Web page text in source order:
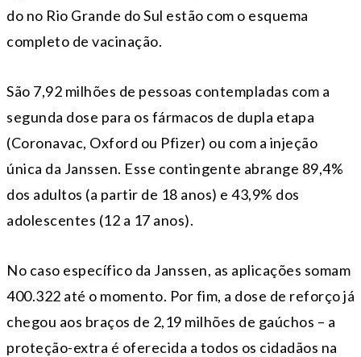
do no Rio Grande do Sul estão com o esquema
completo de vacinação.
São 7,92 milhões de pessoas contempladas com a
segunda dose para os fármacos de dupla etapa
(Coronavac, Oxford ou Pfizer) ou com a injeção
única da Janssen. Esse contingente abrange 89,4%
dos adultos (a partir de 18 anos) e 43,9% dos
adolescentes (12 a 17 anos).
No caso específico da Janssen, as aplicações somam
400.322 até o momento. Por fim, a dose de reforço já
chegou aos braços de 2,19 milhões de gaúchos – a
proteção-extra é oferecida a todos os cidadãos na